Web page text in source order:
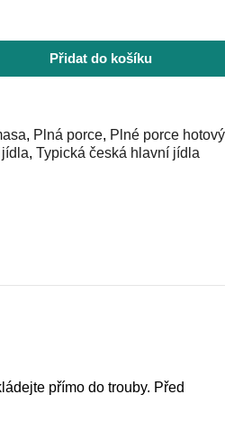
Přidat do košíku
, Plná porce, Plné porce
,Typická česká hlavní jídla
přímo do trouby. Před